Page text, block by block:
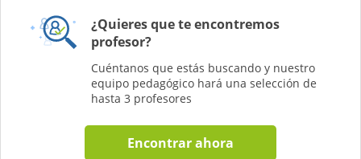
¿Quieres que te encontremos
profesor?
Cuéntanos que estás buscando y nuestro
equipo pedagógico hará una selección de
hasta 3 profesores
Encontrar ahora